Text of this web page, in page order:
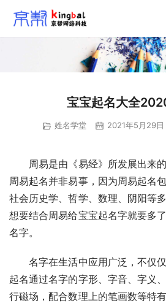
宝宝起名大全
姓名学堂 2021年5月29
周易是由《易经》所发展出来的
周易起名并非易事，因为周易起名
社会历史学、哲学、数理、阴阳等
想要结合周易给宝宝起名字就要多
名字。
名字在生活中应用广泛，不仅仅
起名通过名字的字形、字音、字义
行磁场，配合数理上的笔画数等特